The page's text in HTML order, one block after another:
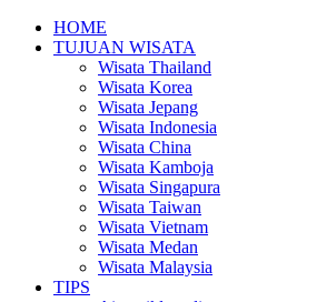
HOME
TUJUAN WISATA
Wisata Thailand
Wisata Korea
Wisata Jepang
Wisata Indonesia
Wisata China
Wisata Kamboja
Wisata Singapura
Wisata Taiwan
Wisata Vietnam
Wisata Medan
Wisata Malaysia
TIPS